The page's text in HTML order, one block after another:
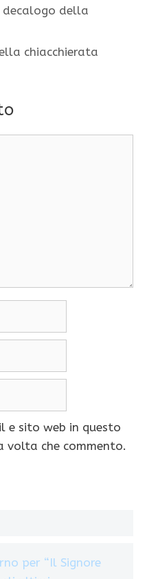
decalogo della
chiacchierata
e sito web in questo
volta che commento.
per “Il Signore